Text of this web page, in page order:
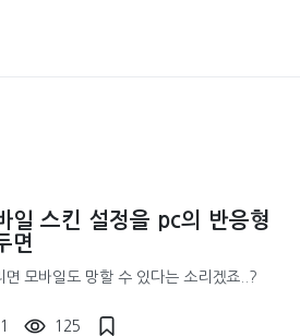
일 스킨 설정을 pc의 반응형
면
면 모바일도 망할 수 있다는 소리겠죠..?
1 125